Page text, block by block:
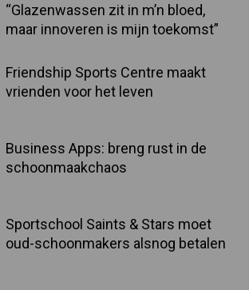
“Glazenwassen zit in m’n bloed,
maar innoveren is mijn toekomst”
Friendship Sports Centre maakt
vrienden voor het leven
Business Apps: breng rust in de
schoonmaakchaos
Sportschool Saints & Stars moet
oud-schoonmakers alsnog betalen